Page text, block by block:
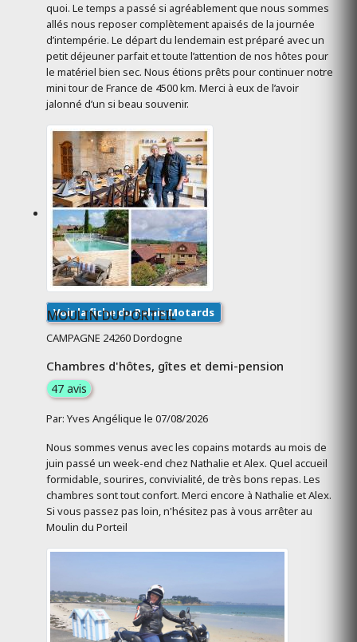
quoi. Le temps a passé si agréablement que nous sommes
allés nous reposer complètement apaisés de la journée
d’intempérie. Le départ du lendemain est préparé avec un
petit déjeuner parfait et toute l’attention de nos hôtes pour
le matériel bien sec. Nous étions prêts pour continuer notre
mini tour de France de 4500 km. Merci à eux de l’avoir
jalonné d’un si beau souvenir.
Voir la fiche du Relais Motards
MOULIN DU PORTEIL
CAMPAGNE 24260 Dordogne
Chambres d'hôtes, gîtes et demi-pension
47 avis
Par: Yves Angélique le 07/08/2026
Nous sommes venus avec les copains motards au mois de
juin passé un week-end chez Nathalie et Alex. Quel accueil
formidable, sourires, convivialité, de très bons repas. Les
chambres sont tout confort. Merci encore à Nathalie et Alex.
Si vous passez pas loin, n'hésitez pas à vous arrêter au
Moulin du Porteil